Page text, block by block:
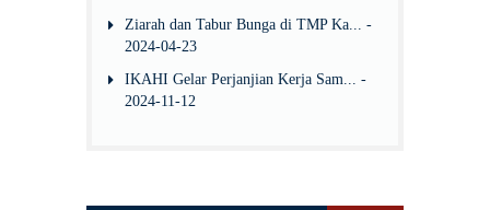
Ziarah dan Tabur Bunga di TMP Ka... -
2024-04-23
IKAHI Gelar Perjanjian Kerja Sam... -
2024-11-12